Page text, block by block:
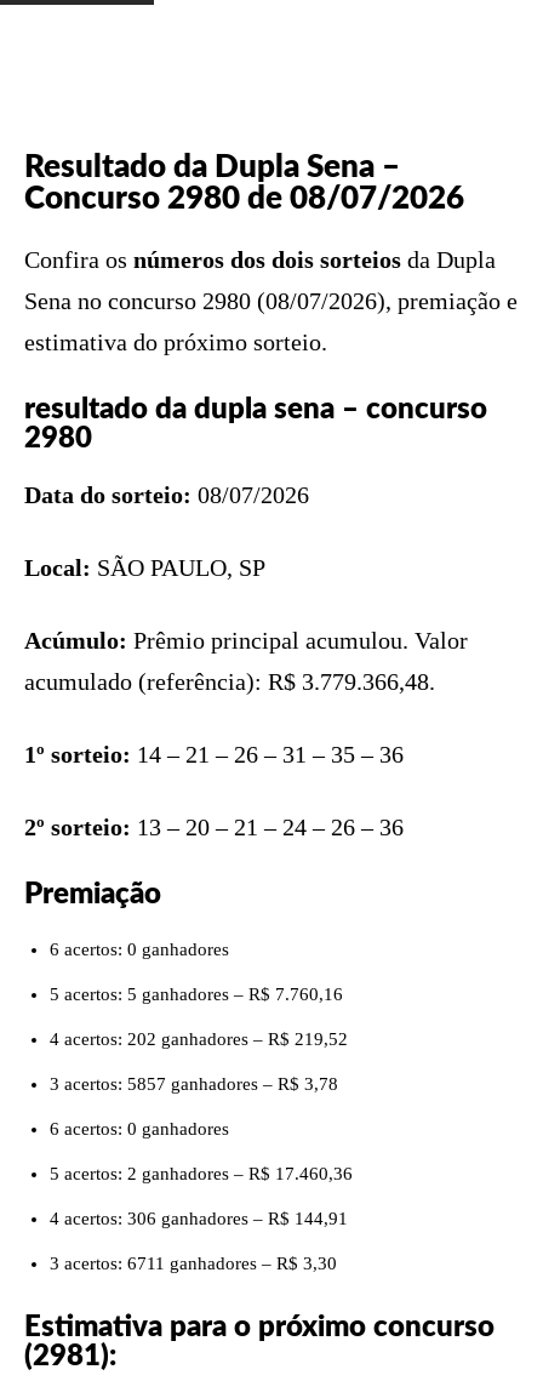
Resultado da Dupla Sena –
Concurso 2980 de 08/07/2026
Confira os números dos dois sorteios da Dupla
Sena no concurso 2980 (08/07/2026), premiação e
estimativa do próximo sorteio.
resultado da dupla sena – concurso
2980
Data do sorteio: 08/07/2026
Local: SÃO PAULO, SP
Acúmulo: Prêmio principal acumulou. Valor
acumulado (referência): R$ 3.779.366,48.
1º sorteio: 14 – 21 – 26 – 31 – 35 – 36
2º sorteio: 13 – 20 – 21 – 24 – 26 – 36
Premiação
6 acertos: 0 ganhadores
5 acertos: 5 ganhadores – R$ 7.760,16
4 acertos: 202 ganhadores – R$ 219,52
3 acertos: 5857 ganhadores – R$ 3,78
6 acertos: 0 ganhadores
5 acertos: 2 ganhadores – R$ 17.460,36
4 acertos: 306 ganhadores – R$ 144,91
3 acertos: 6711 ganhadores – R$ 3,30
Estimativa para o próximo concurso
(2981):